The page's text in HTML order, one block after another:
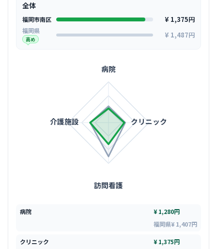
全体
福岡市南区 ¥ 1,375円
福岡県
高め ¥ 1,487円
病院
クリニック
訪問看護
介護施設
病院
¥ 1,280円
福岡県¥ 1,407円
クリニック ¥ 1,375円